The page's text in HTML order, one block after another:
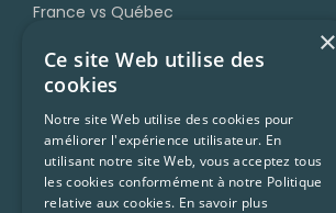
France vs Québec
Grammaire
Accent et prononciation
Vocabulaire et expressions
Trucs et ressources
Francophonie
×
Ce site Web utilise des
cookies
Notre site Web utilise des cookies pour
améliorer l'expérience utilisateur. En
utilisant notre site Web, vous acceptez tous
les cookies conformément à notre Politique
relative aux cookies. En savoir plus